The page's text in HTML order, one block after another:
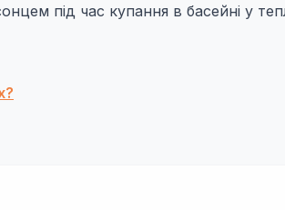
під час купання в басейні у